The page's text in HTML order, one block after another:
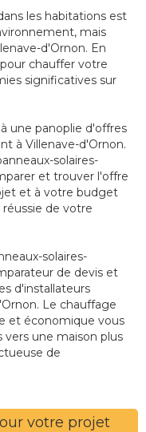
les habitations est
mais
d'Ornon. En
chauffer votre
significatives sur
une panoplie d'offres
à Villenave-d'Ornon.
solaires-
et trouver l'offre
et à votre budget
de votre
solaires-
de devis et
d'installateurs
Le chauffage
et économique vous
une maison plus
de
votre projet